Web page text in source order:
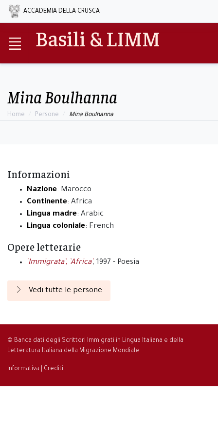
ACCADEMIA DELLA CRUSCA
Basili & LIMM
Mina Boulhanna
Home Persone Mina Boulhanna
Informazioni
Nazione: Marocco
Continente: Africa
Lingua madre: Arabic
Lingua coloniale: French
Opere letterarie
`Immigrata`, `Africa`, 1997 - Poesia
Vedi tutte le persone
© Banca dati degli Scrittori Immigrati in Lingua Italiana e della
Letteratura Italiana della Migrazione Mondiale
Informativa Crediti